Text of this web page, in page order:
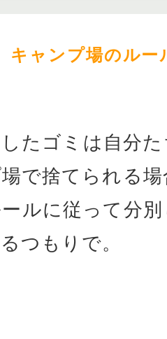
ャンプ場のルー
たゴミは自分
で捨てられる
ルに従って分
つもりで。